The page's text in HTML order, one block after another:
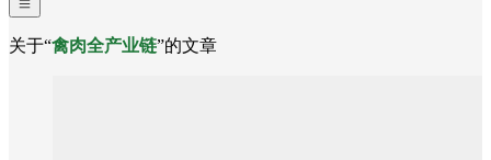
关于“禽肉全产业链”的文章